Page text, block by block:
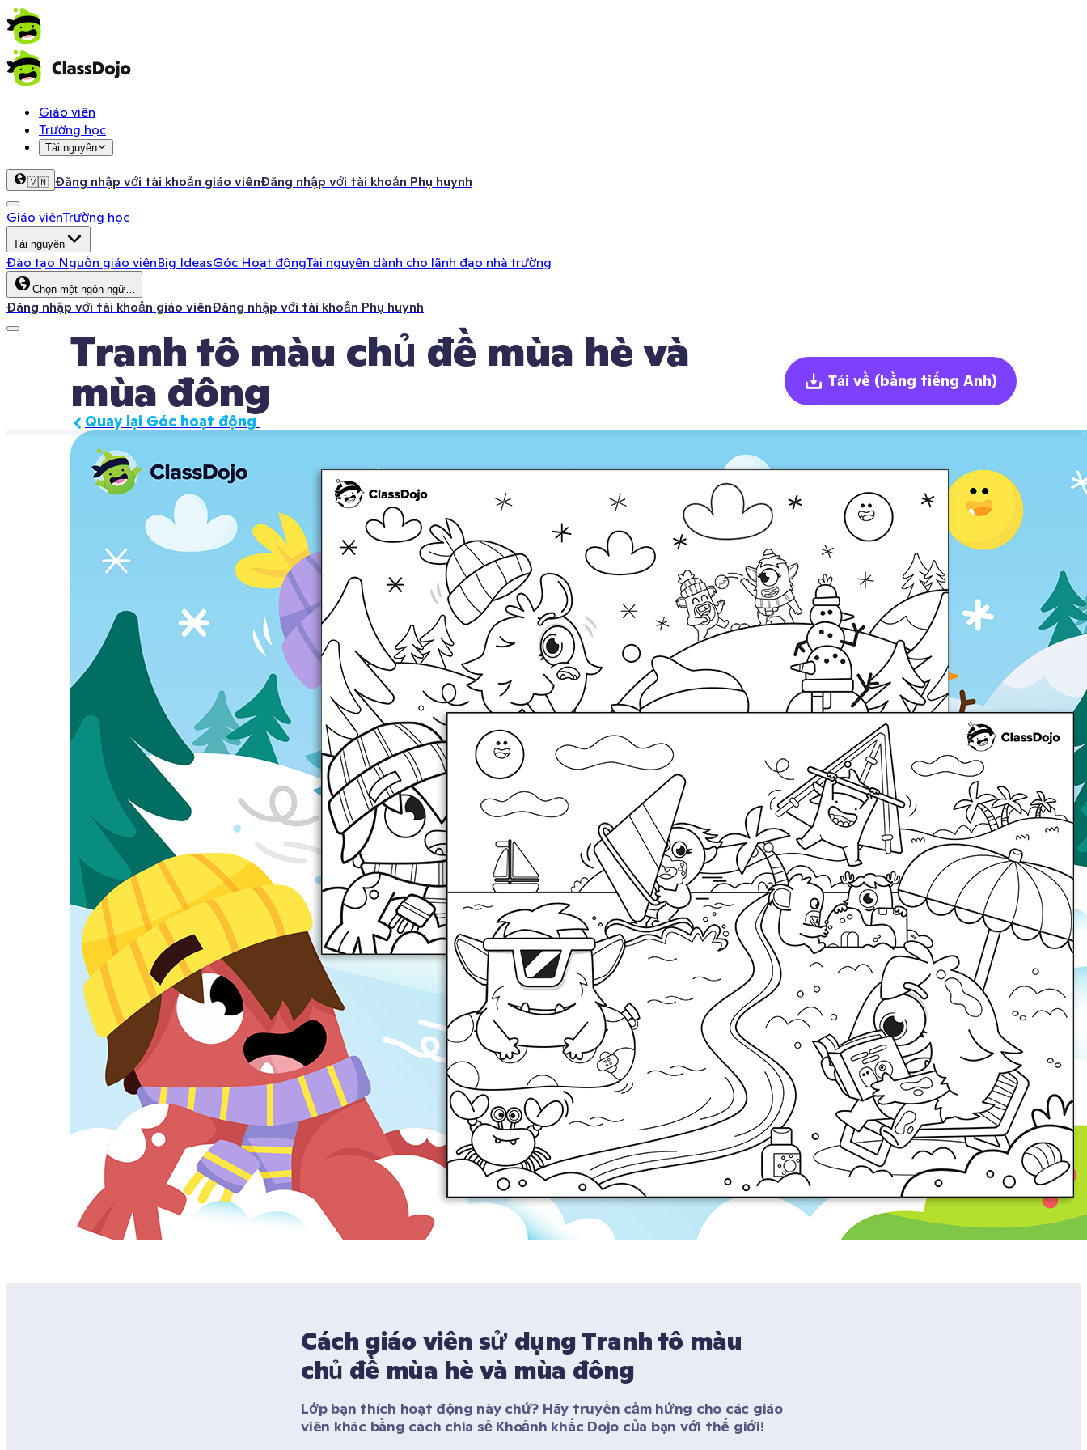
Giáo viên
Trường học
Tài nguyên
🇻🇳 Đăng nhập với tài khoản giáo viênĐăng nhập với tài khoản Phụ huynh
Giáo viênTrường học
Tài nguyên
Đào tạo Nguồn giáo viênBig IdeasGóc Hoạt độngTài nguyên dành cho lãnh đạo nhà trường
Chọn một ngôn ngữ…
Đăng nhập với tài khoản giáo viênĐăng nhập với tài khoản Phụ huynh
Tranh tô màu chủ đề mùa hè và
mùa đông
Quay lại Góc hoạt động
Tải về (bằng tiếng Anh)
Cách giáo viên sử dụng Tranh tô màu
chủ đề mùa hè và mùa đông
Lớp bạn thích hoạt động này chứ? Hãy truyền cảm hứng cho các giáo
viên khác bằng cách chia sẻ Khoảnh khắc Dojo của bạn với thế giới!